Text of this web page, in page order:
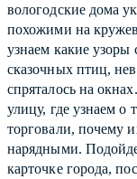
вологодские дома
похожими на
узнаем какие узоры
сказочных птиц,
спряталось на
улицу, где узнаем
торговали, почему
нарядными.
карточке города,